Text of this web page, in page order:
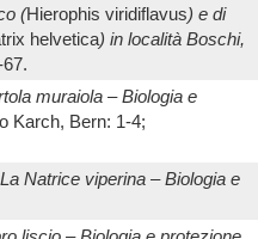
(Hierophis viridiflavus) e di
helvetica) in località Boschi,
muraiola – Biologia e
Karch, Bern: 1-4;
La Natrice viperina – Biologia e